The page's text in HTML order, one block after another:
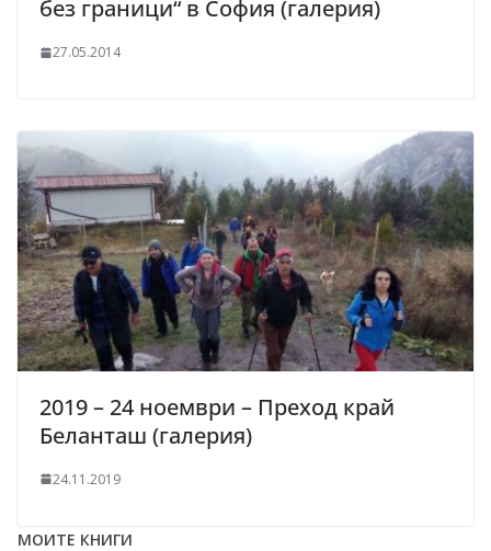
без граници“ в София (галерия)
27.05.2014
2019 – 24 ноември – Преход край
Беланташ (галерия)
24.11.2019
МОИТЕ КНИГИ